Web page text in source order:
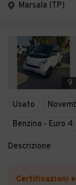
Marsala (TP)
9
Usato
Benzina - Euro 4
Descrizione
Certificazioni